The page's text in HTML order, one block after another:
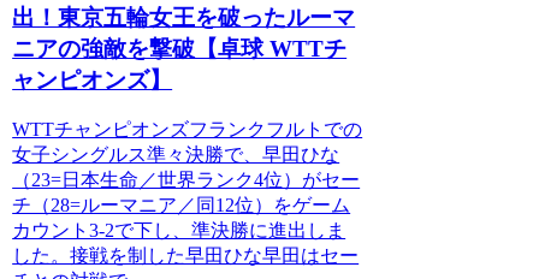
出！東京五輪女王を破ったルーマ
ニアの強敵を撃破【卓球 WTTチ
ャンピオンズ】
WTTチャンピオンズフランクフルトでの
女子シングルス準々決勝で、早田ひな
（23=日本生命／世界ランク4位）がセー
チ（28=ルーマニア／同12位）をゲーム
カウント3-2で下し、準決勝に進出しま
した。接戦を制した早田ひな早田はセー